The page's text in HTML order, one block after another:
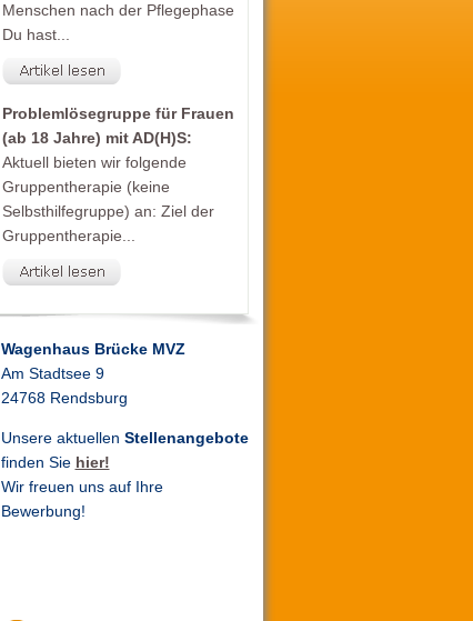
Menschen nach der Pflegephase
Du hast...
Problemlösegruppe für Frauen
(ab 18 Jahre) mit AD(H)S:
Aktuell bieten wir folgende
Gruppentherapie (keine
Selbsthilfegruppe) an: Ziel der
Gruppentherapie...
Wagenhaus Brücke MVZ
Am Stadtsee 9
24768 Rendsburg
Unsere aktuellen Stellenangebote
finden Sie hier!
Wir freuen uns auf Ihre
Bewerbung!